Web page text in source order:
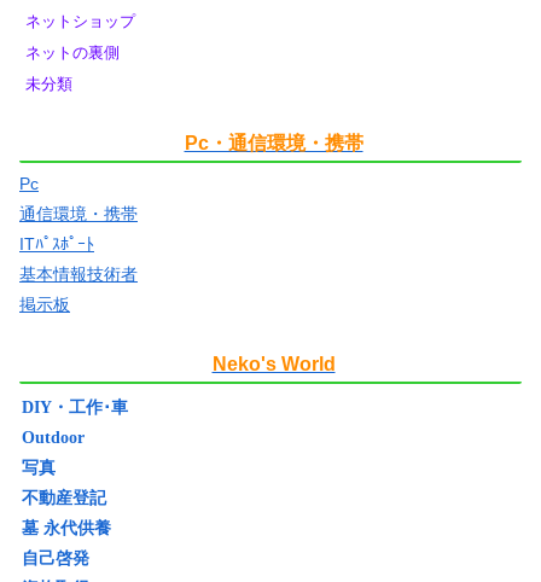
ネットショップ
ネットの裏側
未分類
Pc・通信環境・携帯
Pc
通信環境・携帯
ITﾊﾟｽﾎﾟｰﾄ
基本情報技術者
掲示板
Neko's World
DIY・工作･車
Outdoor
写真
不動産登記
墓 永代供養
自己啓発